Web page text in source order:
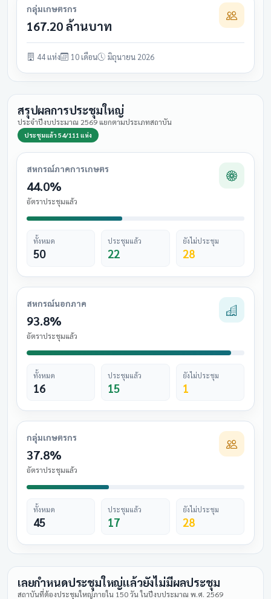
กลุ่มเกษตรกร
167.20 ล้านบาท
44 แห่ง 10 เดือน มิถุนายน 2026
สรุปผลการประชุมใหญ่
ประจำปีงบประมาณ 2569 แยกตามประเภทสถาบัน
ประชุมแล้ว 54/111 แห่ง
สหกรณ์ภาคการเกษตร
44.0%
อัตราประชุมแล้ว
ทั้งหมด
50
ประชุมแล้ว
22
ยังไม่ประชุม
28
สหกรณ์นอกภาค
93.8%
อัตราประชุมแล้ว
ทั้งหมด
16
ประชุมแล้ว
15
ยังไม่ประชุม
1
กลุ่มเกษตรกร
37.8%
อัตราประชุมแล้ว
ทั้งหมด
45
ประชุมแล้ว
17
ยังไม่ประชุม
28
เลยกำหนดประชุมใหญ่แล้วยังไม่มีผลประชุม
สถาบันที่ต้องประชุมใหญ่ภายใน 150 วัน ในปีงบประมาณ พ.ศ. 2569